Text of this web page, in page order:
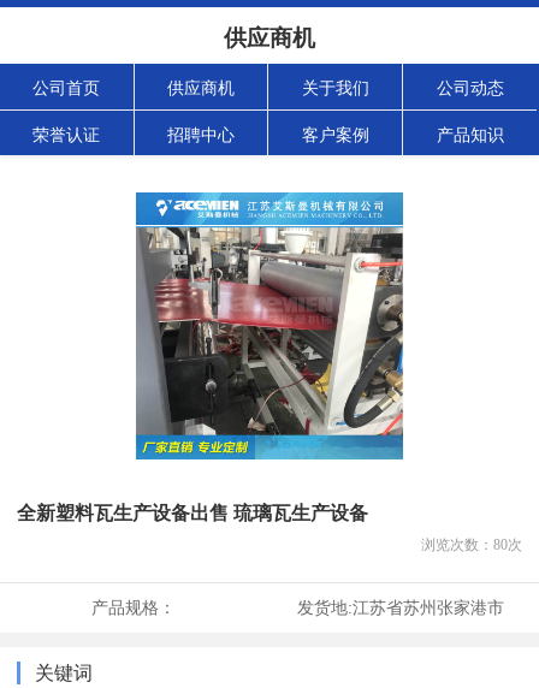
供应商机
公司首页 供应商机 关于我们 公司动态
荣誉认证 招聘中心 客户案例 产品知识
全新塑料瓦生产设备出售 琉璃瓦生产设备
浏览次数： 80次
产品规格： 发货地:江苏省苏州张家港市
关键词